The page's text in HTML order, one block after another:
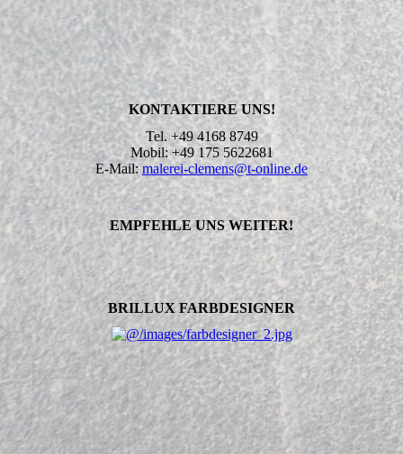
KONTAKTIERE UNS!
Tel. +49 4168 8749
Mobil: +49 175 5622681
E-Mail:malerei-clemens@t-online.de
EMPFEHLE UNS WEITER!
BRILLUX FARBDESIGNER